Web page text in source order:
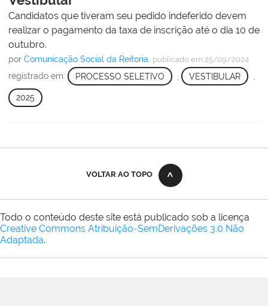
Candidatos que tiveram seu pedido indeferido devem
realizar o pagamento da taxa de inscrição até o dia 10 de
outubro.
por Comunicação Social da Reitoria. publicado em 25/09/2024
registrado em: PROCESSO SELETIVO VESTIBULAR
2025
VOLTAR AO TOPO
Todo o conteúdo deste site está publicado sob a licença
Creative Commons Atribuição-SemDerivações 3.0 Não
Adaptada.